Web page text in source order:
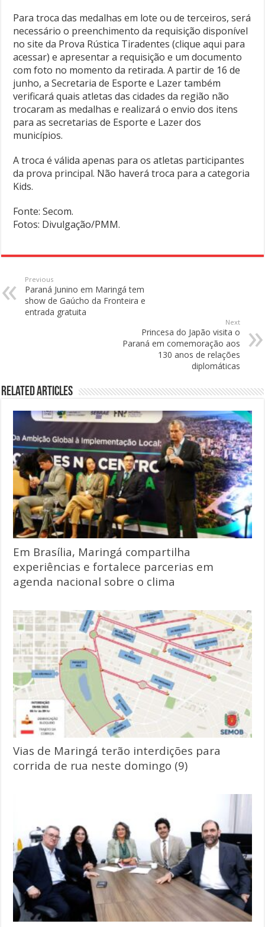
Para troca das medalhas em lote ou de terceiros, será
necessário o preenchimento da requisição disponível
no site da Prova Rústica Tiradentes (clique aqui para
acessar) e apresentar a requisição e um documento
com foto no momento da retirada. A partir de 16 de
junho, a Secretaria de Esporte e Lazer também
verificará quais atletas das cidades da região não
trocaram as medalhas e realizará o envio dos itens
para as secretarias de Esporte e Lazer dos
municípios.
A troca é válida apenas para os atletas participantes
da prova principal. Não haverá troca para a categoria
Kids.
Fonte: Secom.
Fotos: Divulgação/PMM.
Previous
Paraná Junino em Maringá tem
show de Gaúcho da Fronteira e
entrada gratuita
Next
Princesa do Japão visita o
Paraná em comemoração aos
130 anos de relações
diplomáticas
Related Articles
Em Brasília, Maringá compartilha
experiências e fortalece parcerias em
agenda nacional sobre o clima
Vias de Maringá terão interdições para
corrida de rua neste domingo (9)